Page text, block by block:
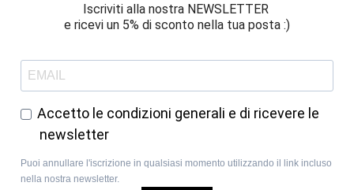
Iscriviti alla nostra NEWSLETTER
e ricevi un 5% di sconto nella tua posta :)
Accetto le condizioni generali e di ricevere le
newsletter
Puoi annullare l'iscrizione in qualsiasi momento utilizzando il link incluso
nella nostra newsletter.